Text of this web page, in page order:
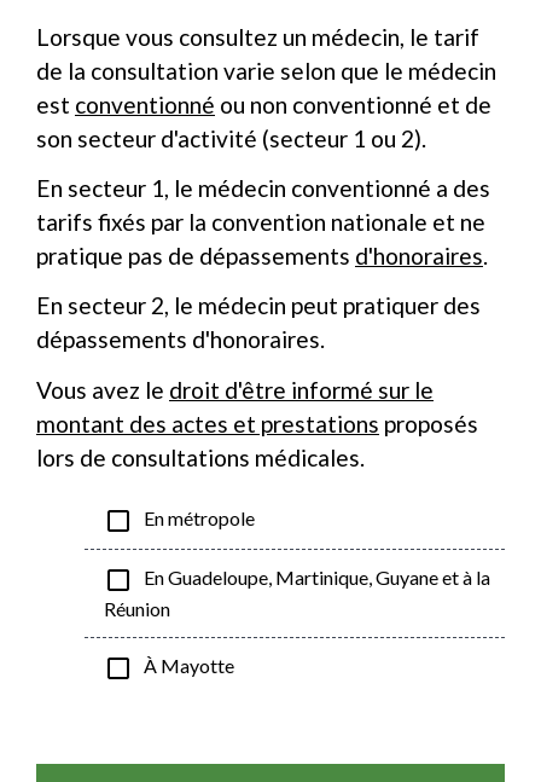
Lorsque vous consultez un médecin, le tarif
de la consultation varie selon que le médecin
est conventionné ou non conventionné et de
son secteur d'activité (secteur 1 ou 2).
En secteur 1, le médecin conventionné a des
tarifs fixés par la convention nationale et ne
pratique pas de dépassements d'honoraires.
En secteur 2, le médecin peut pratiquer des
dépassements d'honoraires.
Vous avez le droit d'être informé sur le
montant des actes et prestations proposés
lors de consultations médicales.
check_box_outline_blank En métropole
check_box_outline_blank
En Guadeloupe, Martinique, Guyane et à la
Réunion
check_box_outline_blank À Mayotte